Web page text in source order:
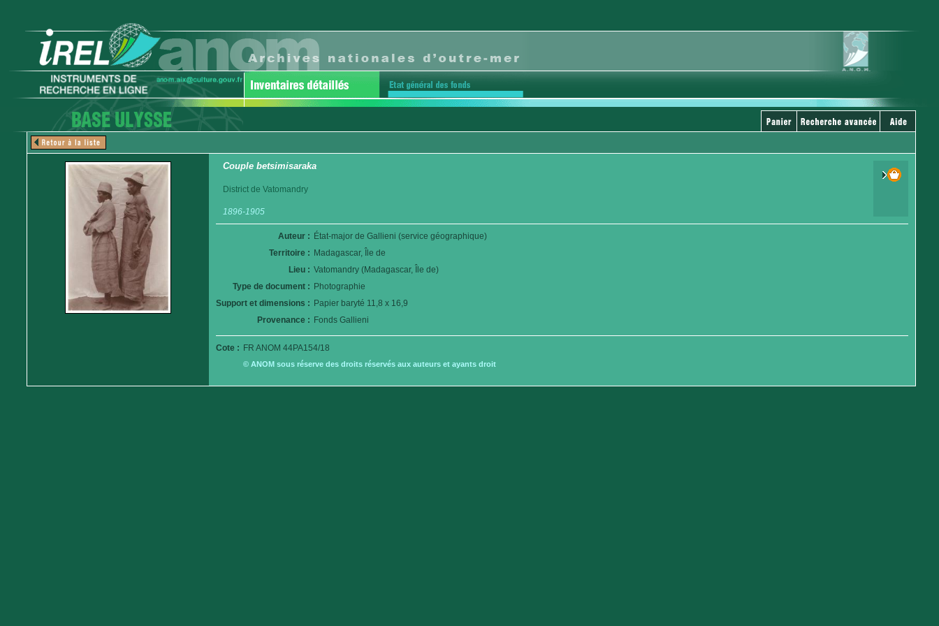
Couple betsimisaraka
District de Vatomandry
1896-1905
Auteur : État-major de Gallieni (service géographique)
Territoire : Madagascar, Île de
Lieu : Vatomandry (Madagascar, Île de)
Type de document : Photographie
Support et dimensions : Papier baryté 11,8 x 16,9
Provenance : Fonds Gallieni
Cote : FR ANOM 44PA154/18
© ANOM sous réserve des droits réservés aux auteurs et ayants droit